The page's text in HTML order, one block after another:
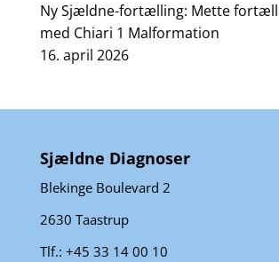
Ny Sjældne-fortælling: Mette
med Chiari 1 Malformation
16. april 2026
Sjældne Diagnoser
Blekinge Boulevard 2
2630 Taastrup
Tlf.: +45 33 14 00 10